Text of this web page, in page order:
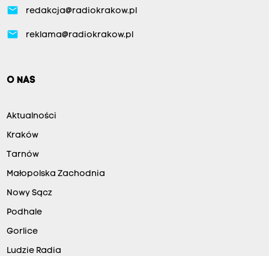
email redakcja@radiokrakow.pl
email reklama@radiokrakow.pl
O NAS
Aktualności
Kraków
Tarnów
Małopolska Zachodnia
Nowy Sącz
Podhale
Gorlice
Ludzie Radia